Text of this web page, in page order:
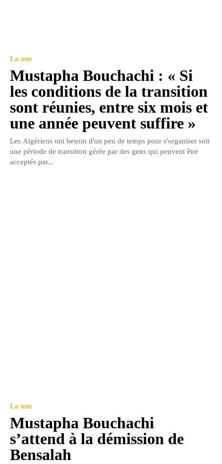
La une
Mustapha Bouchachi : « Si
les conditions de la transition
sont réunies, entre six mois et
une année peuvent suffire »
Les Algériens ont besoin d'un peu de temps pour s'organiser soit
une période de transition gérée par des gens qui peuvent être
acceptés par...
La une
Mustapha Bouchachi
s’attend à la démission de
Bensalah